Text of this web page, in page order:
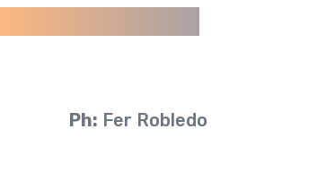
Ph: Fer Robledo